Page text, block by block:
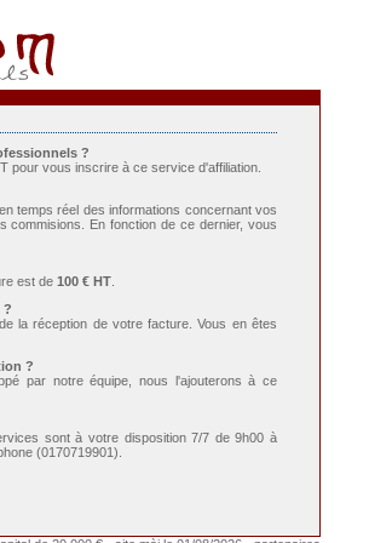
?
pour vous inscrire à ce service d'affiliation.
temps réel des informations concernant vos
commisions. En fonction de ce dernier, vous
est de 100 € HT
?
la réception de votre facture. Vous en êtes
?
par notre équipe, nous l'ajouterons à ce
sont à votre disposition 7/7 de 9h00 à
(0170719901).